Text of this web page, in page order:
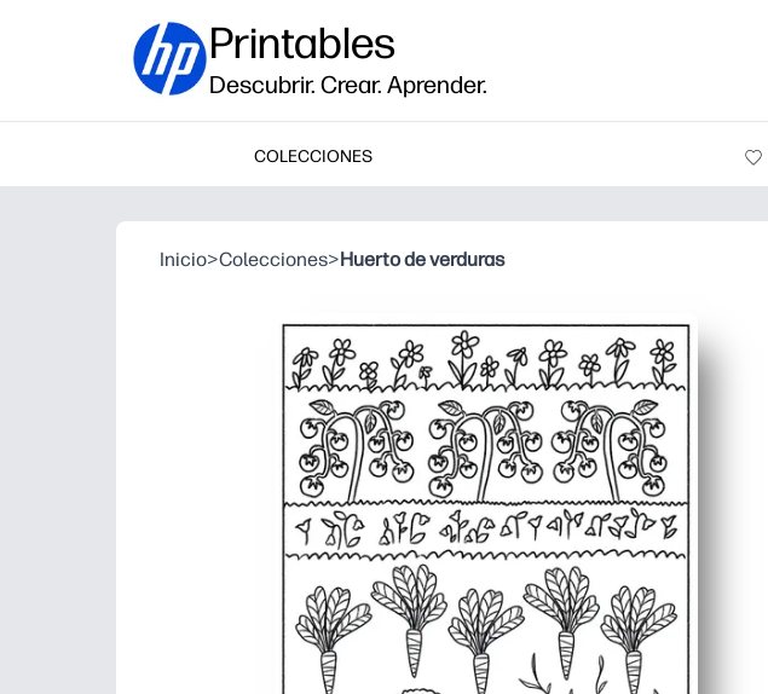
Printables
Descubrir. Crear. Aprender.
COLECCIONES
Inicio>Colecciones>Huerto de verduras